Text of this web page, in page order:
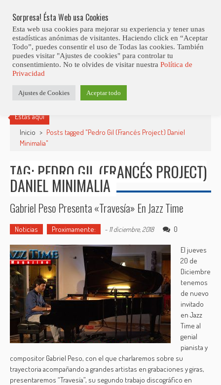
content
Estás aquí
Inicio > Posts tagged "Pedro Gil (Francés Project) Daniel
Minimalia"
TAG: PEDRO GIL (FRANCÉS PROJECT)
DANIEL MINIMALIA
Gabriel Peso Presenta «Travesía» En Jazz Time
Noticias Proximamente: - 11 diciembre, 2018 0
El jueves
20 de
Diciembre
tenemos
de nuevo
invitado
en Jazz
Time al
genial
pianista y
compositor Gabriel Peso, con el que charlaremos sobre su
trayectoria acompañando a grandes artistas en grabaciones y giras,
presentaremos “Travesía”, su segundo trabajo discográfico en
Sorpresa! Ésta Web usa Cookies
Esta web usa cookies para mejorar su experiencia y tener unas
estadísticas anónimas de visitantes. Haciendo click en “Aceptar
Todo”, puedes consentir el uso de Todas las cookies. También
puedes visitar "Ajustes de cookies" para controlar tu
consentimiento. No te olvides de visitar nuestra Política de
Privacidad
Ajustes de Cookies Aceptar todo